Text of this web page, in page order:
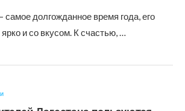
самое долгожданное время года, его
и со вкусом. К счастью, …